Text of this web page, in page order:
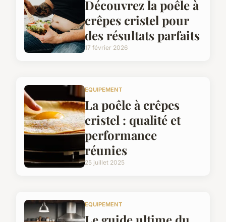
Découvrez la poêle à
crêpes cristel pour
des résultats parfaits
17 février 2026
EQUIPEMENT
La poêle à crêpes
cristel : qualité et
performance
réunies
25 juillet 2025
EQUIPEMENT